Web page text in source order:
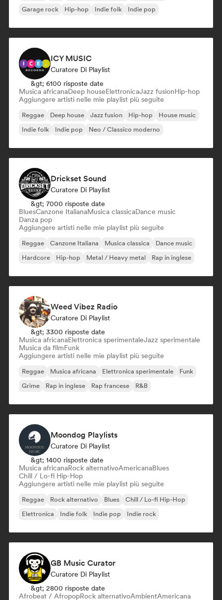
Garage rock
Hip-hop Indie folk Indie pop
ICY MUSIC
Curatore Di Playlist
&gt; 6100 risposte date
Musica africanaDeep houseElettronicaJazz fusionHip-hop
Aggiungere artisti nelle mie playlist più seguite
Reggae Deep house Jazz fusion Hip-hop
House music
Indie folk
Indie pop Neo / Classico moderno
Drickset Sound
Curatore Di Playlist
&gt; 7000 risposte date
BluesCanzone ItalianaMusica classicaDance music
Danza pop
Aggiungere artisti nelle mie playlist più seguite
Reggae Canzone Italiana Musica classica
Dance music
Hardcore
Hip-hop Metal / Heavy metal Rap in inglese
Weed Vibez Radio
Curatore Di Playlist
&gt; 3300 risposte date
Musica africanaElettronica sperimentaleJazz sperimentale
Musica da filmFunk
Aggiungere artisti nelle mie playlist più seguite
Reggae Musica africana Elettronica sperimentale
Funk
Grime
Rap in inglese Rap francese R&B
Moondog Playlists
Curatore Di Playlist
&gt; 1400 risposte date
Musica africanaRock alternativoAmericanaBlues
Chill / Lo-fi Hip-Hop
Aggiungere artisti nelle mie playlist più seguite
Reggae Rock alternativo Blues
Chill / Lo-fi Hip-Hop
Elettronica
Indie folk Indie pop Indie rock
GB Music Curator
Curatore Di Playlist
&gt; 2800 risposte date
Afrobeat / AfropopRock alternativoAmbientAmericana